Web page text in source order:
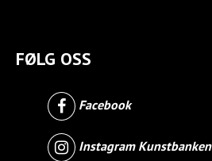
FØLG OSS
Facebook
Instagram Kunstbanken